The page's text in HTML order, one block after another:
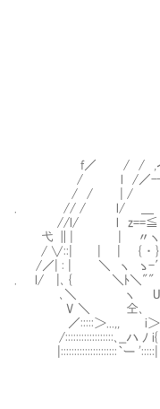
f／ / / ,イ |､
/ l /／-┤ |
/ / | / ｜ |
. // / l/ ＿ | |
//l/ l z==≦ ∨
弋 ∥| | 〃ヽ
/ ∨::| | | { ・ }
/／| : | ＼ ヽ
. l/ |､ { ＼ﾄ
､＼ ヽ U
V ＼ 仝
／:::::＞...,, i
/::::::::::::::::::､__ハ
|:::::::::::::::::::::｀ー